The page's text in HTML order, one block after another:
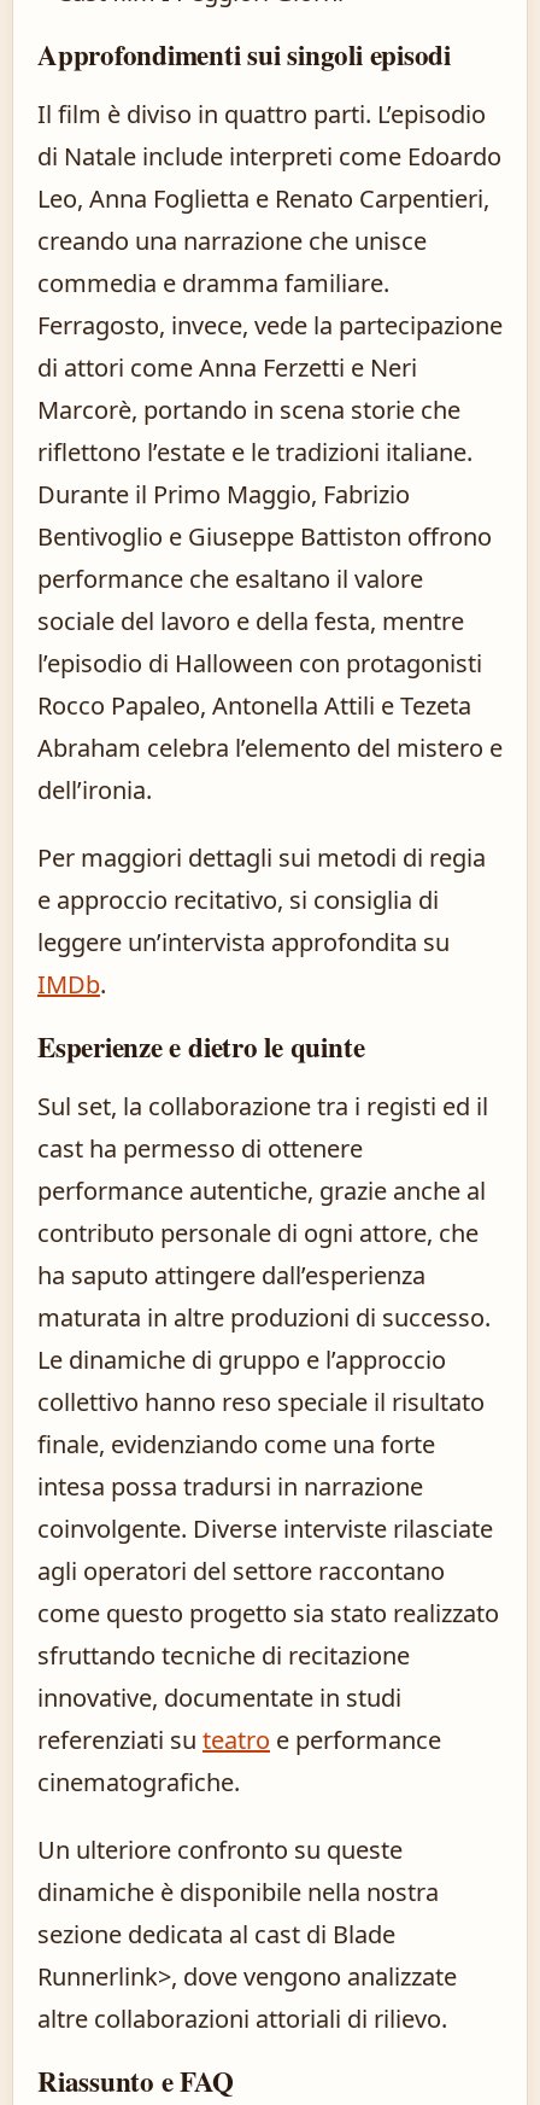
Approfondimenti sui singoli episodi
Il film è diviso in quattro parti. L’episodio
di Natale include interpreti come Edoardo
Leo, Anna Foglietta e Renato Carpentieri,
creando una narrazione che unisce
commedia e dramma familiare.
Ferragosto, invece, vede la partecipazione
di attori come Anna Ferzetti e Neri
Marcorè, portando in scena storie che
riflettono l’estate e le tradizioni italiane.
Durante il Primo Maggio, Fabrizio
Bentivoglio e Giuseppe Battiston offrono
performance che esaltano il valore
sociale del lavoro e della festa, mentre
l’episodio di Halloween con protagonisti
Rocco Papaleo, Antonella Attili e Tezeta
Abraham celebra l’elemento del mistero e
dell’ironia.
Per maggiori dettagli sui metodi di regia
e approccio recitativo, si consiglia di
leggere un’intervista approfondita su
IMDb.
Esperienze e dietro le quinte
Sul set, la collaborazione tra i registi ed il
cast ha permesso di ottenere
performance autentiche, grazie anche al
contributo personale di ogni attore, che
ha saputo attingere dall’esperienza
maturata in altre produzioni di successo.
Le dinamiche di gruppo e l’approccio
collettivo hanno reso speciale il risultato
finale, evidenziando come una forte
intesa possa tradursi in narrazione
coinvolgente. Diverse interviste rilasciate
agli operatori del settore raccontano
come questo progetto sia stato realizzato
sfruttando tecniche di recitazione
innovative, documentate in studi
referenziati su teatro e performance
cinematografiche.
Un ulteriore confronto su queste
dinamiche è disponibile nella nostra
sezione dedicata al cast di Blade
Runnerlink>, dove vengono analizzate
altre collaborazioni attoriali di rilievo.
Riassunto e FAQ